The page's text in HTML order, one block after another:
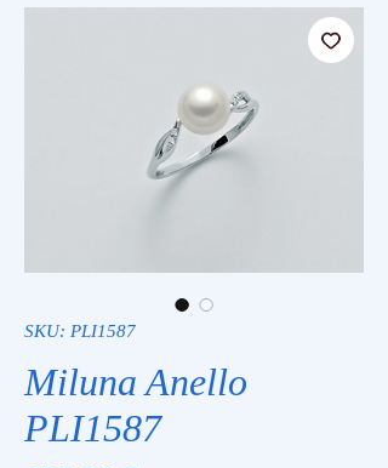
SKU: PLI1587
Miluna Anello
PLI1587